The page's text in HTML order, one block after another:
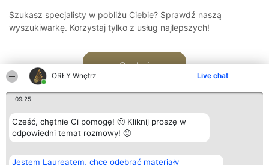
ORŁY Wnętrz Live chat
09:25
Cześć, chętnie Ci pomogę! 🙂 Kliknij proszę w
odpowiedni temat rozmowy! 🙂
Jestem Laureatem, chcę odebrać materiały
Szukasz specjalisty w pobliżu Ciebie? Sprawdź naszą
wyszukiwarkę. Korzystaj tylko z usług najlepszych!
Szukaj
Organizator plebiscytu
Bright Side Solutions sp. z o.
Plebiscyt
Laureaci
Kontakt
Kontakt